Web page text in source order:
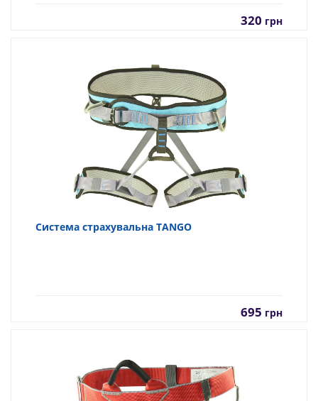
320 грн
Система страхувальна TANGO
695 грн